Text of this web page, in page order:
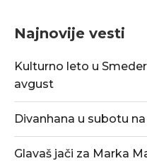
Najnovije vesti
Kulturno leto u
avgust
Divanhana u subotu
Glavaš jači za Marka